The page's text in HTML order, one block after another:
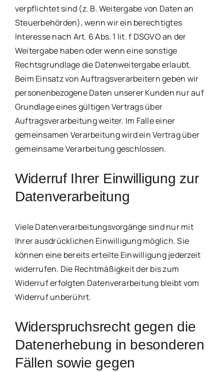
verpflichtet sind (z. B. Weitergabe von Daten an
Steuerbehörden), wenn wir ein berechtigtes
Interesse nach Art. 6 Abs. 1 lit. f DSGVO an der
Weitergabe haben oder wenn eine sonstige
Rechtsgrundlage die Datenweitergabe erlaubt.
Beim Einsatz von Auftragsverarbeitern geben wir
personenbezogene Daten unserer Kunden nur auf
Grundlage eines gültigen Vertrags über
Auftragsverarbeitung weiter. Im Falle einer
gemeinsamen Verarbeitung wird ein Vertrag über
gemeinsame Verarbeitung geschlossen.
Widerruf Ihrer Einwilligung zur
Datenverarbeitung
Viele Datenverarbeitungsvorgänge sind nur mit
Ihrer ausdrücklichen Einwilligung möglich. Sie
können eine bereits erteilte Einwilligung jederzeit
widerrufen. Die Rechtmäßigkeit der bis zum
Widerruf erfolgten Datenverarbeitung bleibt vom
Widerruf unberührt.
Widerspruchsrecht gegen die
Datenerhebung in besonderen
Fällen sowie gegen